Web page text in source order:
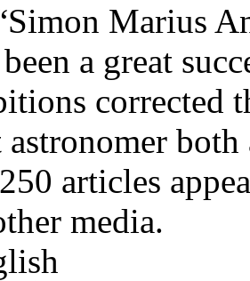
Marius
a great
corrected
both
articles
media.